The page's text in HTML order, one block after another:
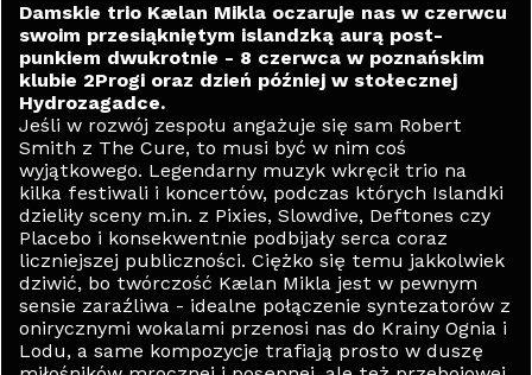
Damskie trio Kælan Mikla oczaruje nas w czerwcu
swoim przesiąkniętym islandzką aurą post-
punkiem dwukrotnie - 8 czerwca w poznańskim
klubie 2Progi oraz dzień później w stołecznej
Hydrozagadce.
Jeśli w rozwój zespołu angażuje się sam Robert
Smith z The Cure, to musi być w nim coś
wyjątkowego. Legendarny muzyk wkręcił trio na
kilka festiwali i koncertów, podczas których Islandki
dzieliły sceny m.in. z Pixies, Slowdive, Deftones czy
Placebo i konsekwentnie podbijały serca coraz
liczniejszej publiczności. Ciężko się temu jakkolwiek
dziwić, bo twórczość Kælan Mikla jest w pewnym
sensie zaraźliwa - idealne połączenie syntezatorów z
onirycznymi wokalami przenosi nas do Krainy Ognia i
Lodu, a same kompozycje trafiają prosto w duszę